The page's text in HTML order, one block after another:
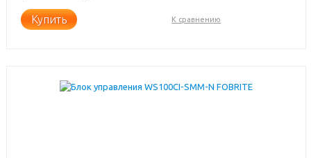
Купить К сравнению